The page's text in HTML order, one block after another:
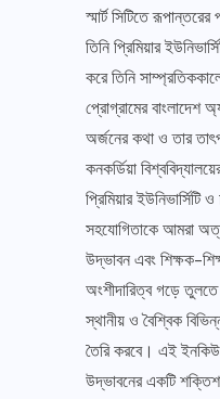
স্মার্ট সিটিতে
তিনি প্রিমিয়ার
করে তিনি
প্রোগ্রামের বাংলাদেশ
অর্জনের কথা ও তার
কনকর্ডিয়া
প্রিমিয়ার ইউনিভার্সিটি
সহযোগিতাকে আমরা
উদ্ভাবন এবং শিক্ষক-
অংশীদারিত্ব গড়ে
স্থানীয় ও বৈশ্বিক
তৈরি করবে। এই
উদ্ভাবনের একটি